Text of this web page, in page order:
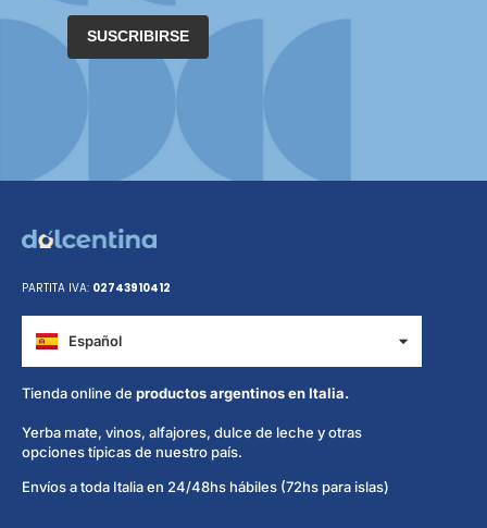
SUSCRIBIRSE
PARTITA IVA: 02743910412
Español
Italiano
Tienda online de productos argentinos en Italia.
Yerba mate, vinos, alfajores, dulce de leche y otras
opciones típicas de nuestro país.
Envíos a toda Italia en 24/48hs hábiles (72hs para islas)